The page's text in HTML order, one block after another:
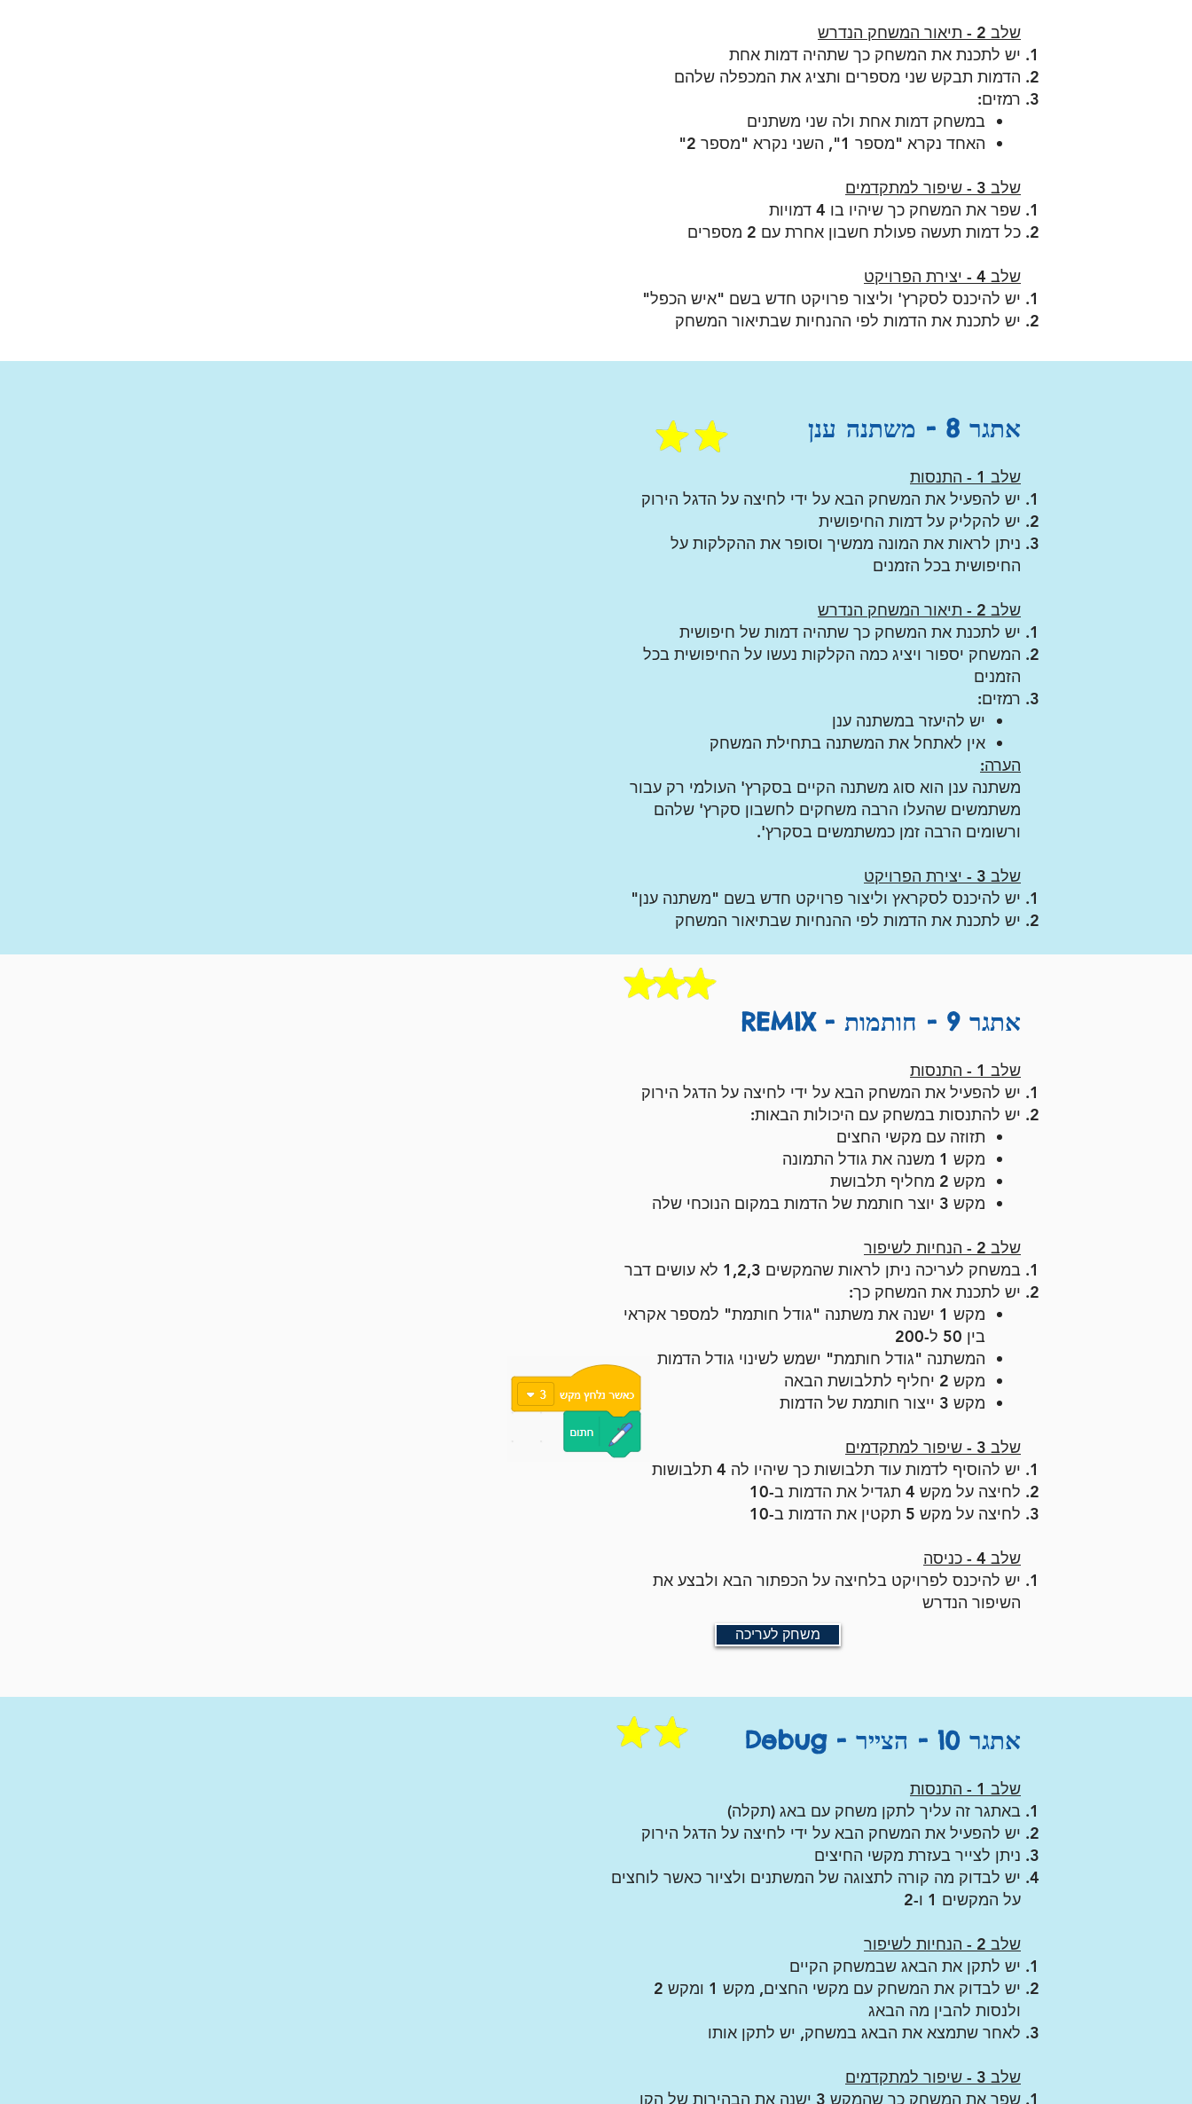
שלב 2
- תיאור המשחק הנדרש
יש לתכנת את המשחק כך שתהיה דמות אחת
הדמות תבקש שני מספרים ותציג את המכפלה שלהם
רמזים:
במשחק דמות אחת ולה שני משתנים
האחד נקרא "מספר 1",
השני נקרא "מספר 2"
שלב 3 - שיפור למתקדמים
שפר את המשחק כך שיהיו בו 4 דמויות
כל דמות תעשה פעולת חשבון אחרת עם 2 מספרים
שלב 4 - יצירת הפרויקט
יש להיכנס לסקרץ' וליצור פרויקט חדש בשם "איש הכפל"
יש לתכנת את הדמות לפי ההנחיות שבתיאור המשחק
אתגר 8 - משתנה ענן
שלב 1 - התנסות
יש להפעיל את המשחק הבא על ידי לחיצה על הדגל הירוק
יש להקליק על דמות החיפושית
ניתן לראות את המונה ממשיך וסופר את ההקלקות על
החיפושית בכל הזמנים
שלב 2
- תיאור המשחק הנדרש
יש לתכנת את המשחק כך שתהיה דמות של חיפושית
המשחק יספור ויציג כמה הקלקות נעשו על החיפושית בכל
הזמנים
רמזים:
יש להיעזר במשתנה ענן
אין לאתחל את המשתנה בתחילת המשחק
הערה:
משתנה ענן הוא סוג משתנה הקיים בסקרץ' העולמי רק עבור
משתמשים שהעלו הרבה משחקים לחשבון סקרץ' שלהם
ורשומים הרבה זמן כמשתמשים בסקרץ'.
שלב 3 - יצירת הפרויקט
יש להיכנס לסקראץ וליצור פרויקט חדש בשם "משתנה ענן"
יש לתכנת את הדמות לפי ההנחיות שבתיאור המשחק
אתגר 9 - חותמות - REMIX
שלב 1 - התנסות
יש להפעיל את המשחק הבא על ידי לחיצה על הדגל הירוק
יש להתנסות במשחק עם היכולות הבאות:
תזוזה עם מקשי החצים
מקש 1 משנה את גודל התמונה
מקש 2 מחליף תלבושת
מקש 3 יוצר חותמת של הדמות במקום הנוכחי שלה
שלב 2 - הנחיות לשיפור
במשחק לעריכה ניתן לראות שהמקשים 1,2,3 לא עושים דבר
יש לתכנת את המשחק כך:
מקש 1 ישנה את משתנה "גודל חותמת" למספר אקראי
בין 50 ל-200
המשתנה "גודל חותמת" ישמש לשינוי גודל הדמות
מקש 2 יחליף לתלבושת הבאה
מקש 3
ייצור חותמת של הדמות
שלב 3 - שיפור למתקדמים
יש להוסיף לדמות עוד תלבושות כך שיהיו לה 4 תלבושות
לחיצה על מקש 4 תגדיל את הדמות ב-10
לחיצה על מקש 5 תקטין את הדמות ב-10
שלב 4 - כניסה
יש להיכנס לפרויקט בלחיצה על הכפתור הבא ולבצע את
השיפור הנדרש
משחק לעריכה
אתגר 10 - הצייר - Debug
שלב 1 - התנסות
באתגר זה עליך לתקן משחק עם באג (תקלה)
יש להפעיל את המשחק הבא על ידי לחיצה על הדגל הירוק
ניתן לצייר בעזרת מקשי החיצים
יש לבדוק מה קורה לתצוגה של המשתנים ולציור כאשר לוחצים
על המקשים 1 ו-2
שלב 2 - הנחיות לשיפור
יש לתקן את הבאג שבמשחק הקיים
יש לבדוק את המשחק עם מקשי החצים, מקש 1 ומקש 2
ולנסות להבין מה הבאג
לאחר שתמצא את הבאג במשחק, יש לתקן אותו
שלב 3 - שיפור למתקדמים
שפר את המשחק כך שהמקש 3 ישנה את הבהירות של הקו